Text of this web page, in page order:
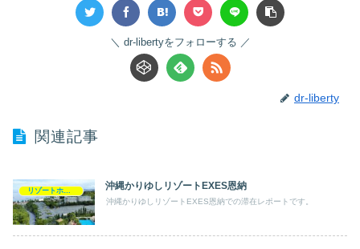
dr-libertyをフォローする
dr-liberty
関連記事
沖縄かりゆしリゾートEXES恩納
沖縄かりゆしリゾートEXES恩納での滞在レポートです。